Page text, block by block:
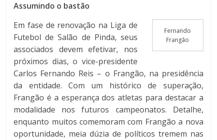
Assumindo o bastão
Fernando
Frangão
Em fase de renovação na Liga de
Futebol de Salão de Pinda, seus
associados devem efetivar, nos
próximos dias, o vice-presidente
Carlos Fernando Reis – o Frangão, na presidência
da entidade. Com um histórico de superação,
Frangão é a esperança dos atletas para destacar a
modalidade nos futuros campeonatos. Detalhe,
enquanto muitos comemoram com Frangão a nova
oportunidade, meia dúzia de políticos tremem nas